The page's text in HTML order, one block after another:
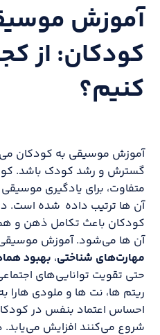
آموزش
کودکان: از
کنیم؟
آموزش موسیقی به کودکان
گسترش و رشد کودک باشد.
متفاوت، برای یادگیری
آن ها ترتیب داده شده است.
کودکان باعث تکامل ذهن و
آن ها می‌شود. آموزش موسیقی
مهارت‌های شناختی، بهبود
حتی تقویت توانایی‌های
ریتم ها، نت ها و ملودی هارا
احساس اعتماد بنفس در
شروع می‌کنند افزایش می‌یابد.